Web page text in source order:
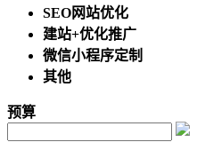
SEO网站优化
建站+优化推广
微信小程序定制
其他
预算